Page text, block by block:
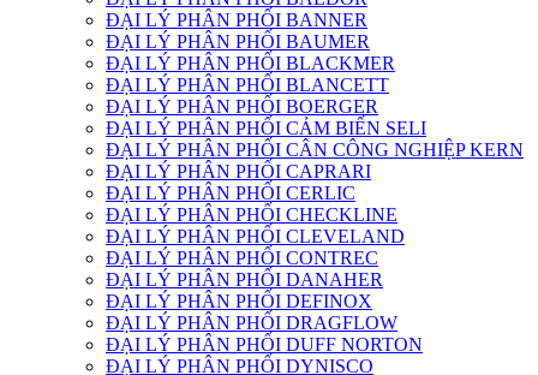
ĐẠI LÝ PHÂN PHỐI BANNER
ĐẠI LÝ PHÂN PHỐI BAUMER
ĐẠI LÝ PHÂN PHỐI BLACKMER
ĐẠI LÝ PHÂN PHỐI BLANCETT
ĐẠI LÝ PHÂN PHỐI BOERGER
ĐẠI LÝ PHÂN PHỐI CẢM BIẾN SELI
ĐẠI LÝ PHÂN PHỐI CÂN CÔNG NGHIỆP KERN
ĐẠI LÝ PHÂN PHỐI CAPRARI
ĐẠI LÝ PHÂN PHỐI CERLIC
ĐẠI LÝ PHÂN PHỐI CHECKLINE
ĐẠI LÝ PHÂN PHỐI CLEVELAND
ĐẠI LÝ PHÂN PHỐI CONTREC
ĐẠI LÝ PHÂN PHỐI DANAHER
ĐẠI LÝ PHÂN PHỐI DEFINOX
ĐẠI LÝ PHÂN PHỐI DRAGFLOW
ĐẠI LÝ PHÂN PHỐI DUFF NORTON
ĐẠI LÝ PHÂN PHỐI DYNISCO